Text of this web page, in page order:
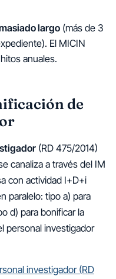
largo (más de 3
El MICIN
anuales.
de
(RD 475/2014)
canaliza a través del IM
con actividad I+D+i
paralelo: tipo a) para
d) para bonificar la
personal investigador
investigador (RD